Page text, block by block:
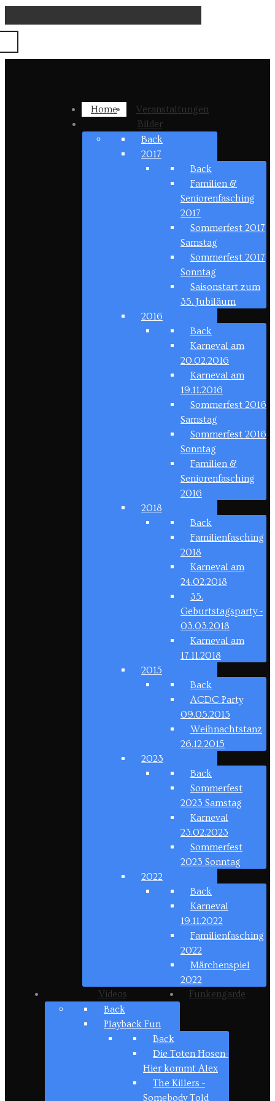
Home
Veranstaltungen
Bilder
Back
2017
Back
Familien &
Seniorenfasching
2017
Sommerfest 2017
Samstag
Sommerfest 2017
Sonntag
Saisonstart zum
35. Jubiläum
2016
Back
Karneval am
20.02.2016
Karneval am
19.11.2016
Sommerfest 2016
Samstag
Sommerfest 2016
Sonntag
Familien &
Seniorenfasching
2016
2018
Back
Familienfasching
2018
Karneval am
24.02.2018
35.
Geburtstagsparty -
03.03.2018
Karneval am
17.11.2018
2015
Back
ACDC Party
09.05.2015
Weihnachtstanz
26.12.2015
2023
Back
Sommerfest
2023 Samstag
Karneval
23.02.2023
Sommerfest
2023 Sonntag
2022
Back
Karneval
19.11.2022
Familienfasching
2022
Märchenspiel
2022
Videos
Back
Playback Fun
Back
Die Toten Hosen-
Hier kommt Alex
The Killers -
Somebody Told
Funkengarde